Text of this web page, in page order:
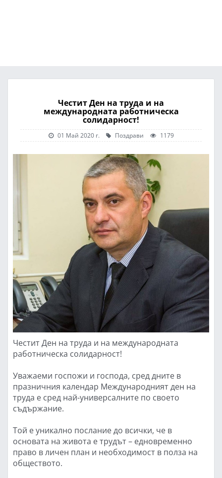
Честит Ден на труда и на
международната работническа
солидарност!
01 Май 2020 г. Поздрави 1179
Честит Ден на труда и на международната
работническа солидарност!
Уважаеми госпожи и господа, сред дните в
празничния календар Международният ден на
труда е сред най-универсалните по своето
съдържание.
Той е уникално послание до всички, че в
основата на живота е трудът – едновременно
право в личен план и необходимост в полза на
обществото.